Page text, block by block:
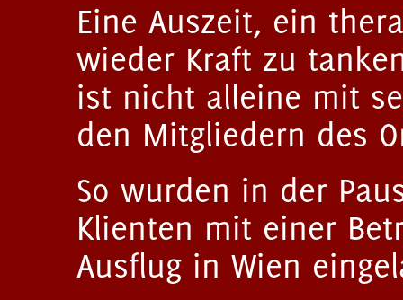
Eine Auszeit, ein
wieder Kraft zu
ist nicht alleine mit
den Mitgliedern des
So wurden in der
Klienten mit einer
Ausflug in Wien